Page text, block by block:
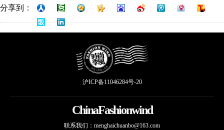
分享到：
沪ICP备11046284号-20
ChinaFashionwind
联系我们： menghaichuanbo@163.com